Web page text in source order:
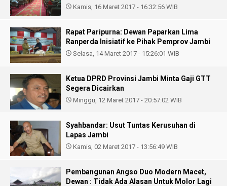
Kamis, 16 Maret 2017 - 16:32:56 WIB
Rapat Paripurna: Dewan Paparkan Lima
Ranperda Inisiatif ke Pihak Pemprov Jambi
Selasa, 14 Maret 2017 - 15:26:01 WIB
Ketua DPRD Provinsi Jambi Minta Gaji GTT
Segera Dicairkan
Minggu, 12 Maret 2017 - 20:57:02 WIB
Syahbandar: Usut Tuntas Kerusuhan di
Lapas Jambi
Kamis, 02 Maret 2017 - 13:56:49 WIB
Pembangunan Angso Duo Modern Macet,
Dewan : Tidak Ada Alasan Untuk Molor Lagi